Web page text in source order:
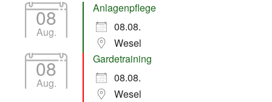
08
Aug.
Anlagenpflege
08.08.
Wesel
08
Aug.
Gardetraining
08.08.
Wesel